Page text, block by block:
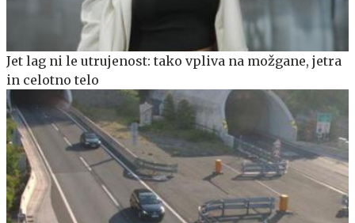
Jet lag ni le utrujenost: tako vpliva na možgane, jetra
in celotno telo